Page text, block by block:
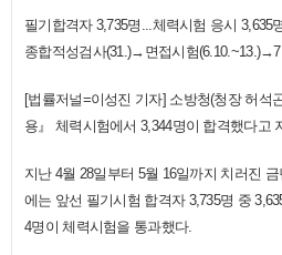
필기합격자 3,735명...체력시험 응시 3,635
종합적성검사(31.)→면접시험
[법률저널=이성진 기자] 소방청(청장 허석
용』 체력시험에서 3,344명이 합격했다고
지난 4월 28일부터 5월 16일까지 치러진
에는 앞선 필기시험 합격자 3,735명 중
4명이 체력시험을 통과했다.